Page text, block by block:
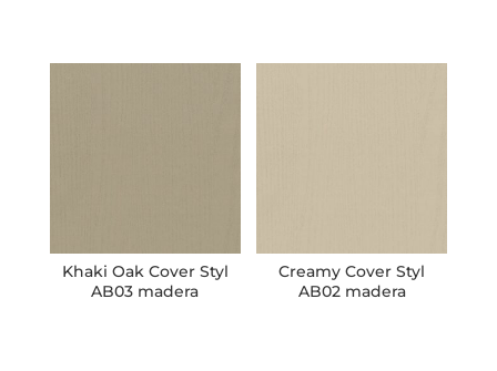
Khaki Oak Cover Styl
AB03 madera
Creamy Cover Styl
AB02 madera